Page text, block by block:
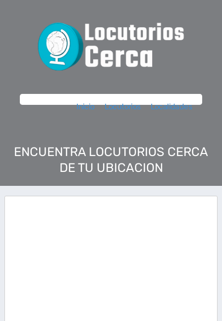
Inicio Locutorios Localidades
ENCUENTRA LOCUTORIOS CERCA
DE TU UBICACION